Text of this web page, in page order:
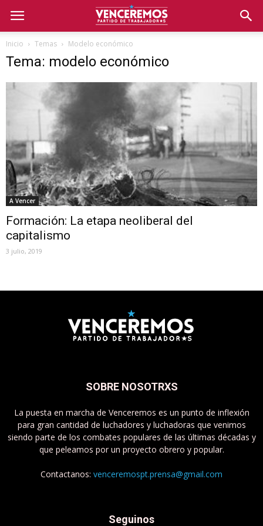
Inicio Temas Modelo económico
Tema: modelo económico
A Vencer
Formación: La etapa neoliberal del
capitalismo
3 julio, 2019
SOBRE NOSOTRXS
La puesta en marcha de Venceremos es un punto de inflexión
para gran cantidad de luchadores y luchadoras que venimos
siendo parte de los combates populares de las últimas décadas y
que peleamos por un proyecto obrero y popular.
Contactanos: venceremospt.prensa@gmail.com
Seguinos